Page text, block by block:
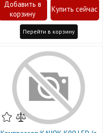
Перейти в корзину